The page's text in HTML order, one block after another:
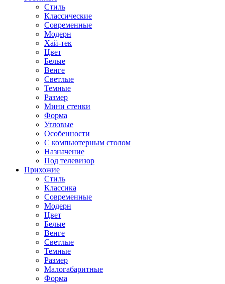
Стиль
Классические
Современные
Модерн
Хай-тек
Цвет
Белые
Венге
Светлые
Темные
Размер
Мини стенки
Форма
Угловые
Особенности
С компьютерным столом
Назначение
Под телевизор
Прихожие
Стиль
Классика
Современные
Модерн
Цвет
Белые
Венге
Светлые
Темные
Размер
Малогабаритные
Форма